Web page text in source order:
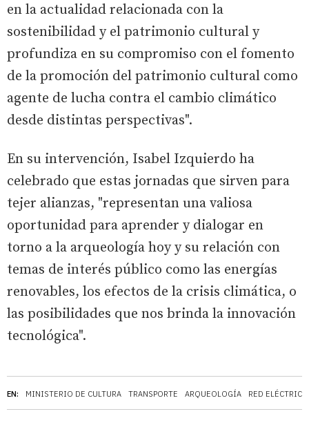
EN: MINISTERIO DE CULTURA TRANSPORTE ARQUEOLOGÍA RED
en la actualidad relacionada con la
sostenibilidad y el patrimonio cultural y
profundiza en su compromiso con el fomento
de la promoción del patrimonio cultural como
agente de lucha contra el cambio climático
desde distintas perspectivas".
En su intervención, Isabel Izquierdo ha
celebrado que estas jornadas que sirven para
tejer alianzas, "representan una valiosa
oportunidad para aprender y dialogar en
torno a la arqueología hoy y su relación con
temas de interés público como las energías
renovables, los efectos de la crisis climática, o
las posibilidades que nos brinda la innovación
tecnológica".